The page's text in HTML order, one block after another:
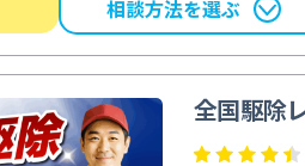
相談方法を選ぶ
全国駆除